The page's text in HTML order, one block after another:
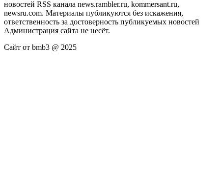
новостей RSS канала news.rambler.ru, kommersant.ru,
newsru.com. Материалы публикуются без искажения,
ответственность за достоверность публикуемых новостей
Администрация сайта не несёт.
Сайт от bmb3 @ 2025